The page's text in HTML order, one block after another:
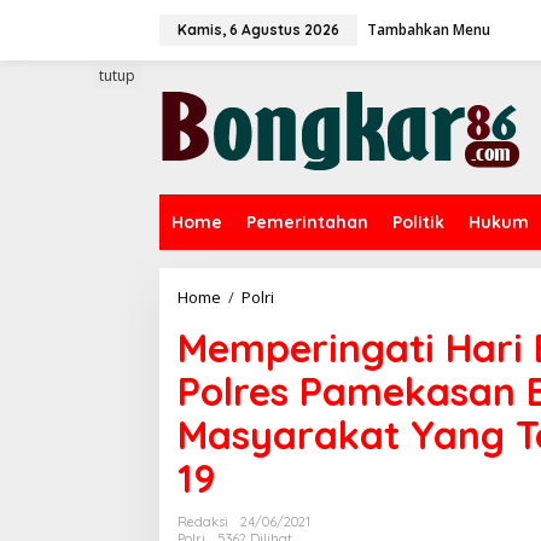
Kamis, 6 Agustus 2026 Tambahkan Menu
Home Pemerintahan Politik Hukum
tutup
Home / Polri
m
p
e
r
i
n
t
i
Memperingati Hari
Polres Pamekasan
Masyarakat Yang
19
Redaksi
24/06/2021